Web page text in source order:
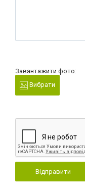
Завантажити фото:
Вибрати
Відправити